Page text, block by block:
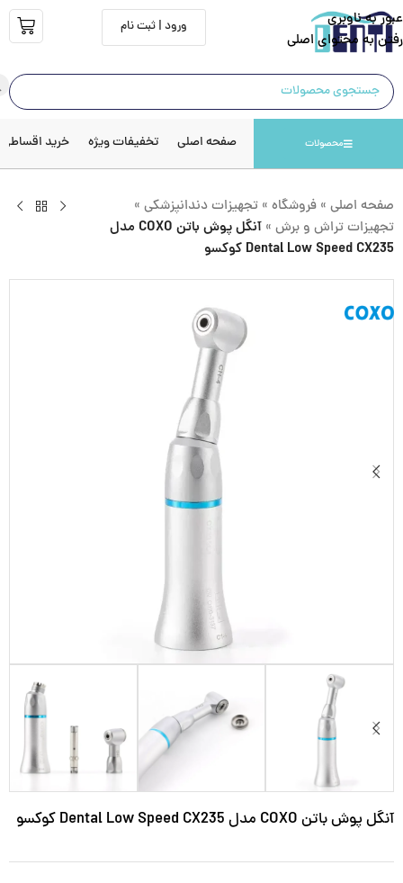
عبور به ناوبری
رفتن به محتوای اصلی
ورود | ثبت نام
محصولات صفحه اصلی تخفیفات ویژه خرید اقساطی
صفحه اصلی » فروشگاه » تجهیزات دندانپزشکی »
تجهیزات تراش و برش »
آنگل پوش باتن COXO مدل
Dental Low Speed CX235 کوکسو
آنگل پوش باتن COXO مدل Dental Low Speed CX235 کوکسو